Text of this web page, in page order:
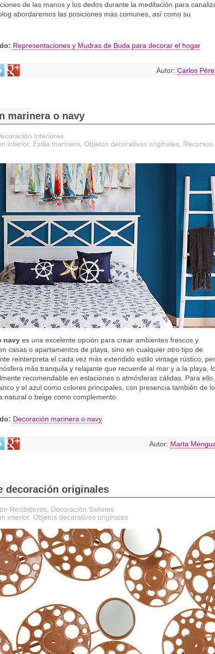
de las manos y los dedos durante la meditación para
abordaremos las posiciones más comunes, así como su
Representaciones y Mudras de Buda para decorar el hogar
Autor: Carlos
marinera o navy
Interiores
interior, Estilo marinero Objetos decorativos originales Recursos
navy es una excelente opción para crear ambientes frescos y
casas o apartamentos de playa, sino en cualquier otro tipo de
reinterpreta el cada vez más extendido estilo vintage rústico,
más tranquila y relajante que recuerde al mar y a la playa,
recomendable en estaciones o atmósferas cálidas. Para ello,
y el azul como colores principales, con presencia también de
natural o beige como complemento.
Decoración marinera o navy
Autor: Marta
decoración originales
Recibidores Decoración Salones
interior, Objetos decorativos originales